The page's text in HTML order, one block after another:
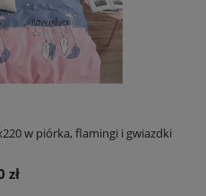
w piórka, flamingi i gwiazdki
zł